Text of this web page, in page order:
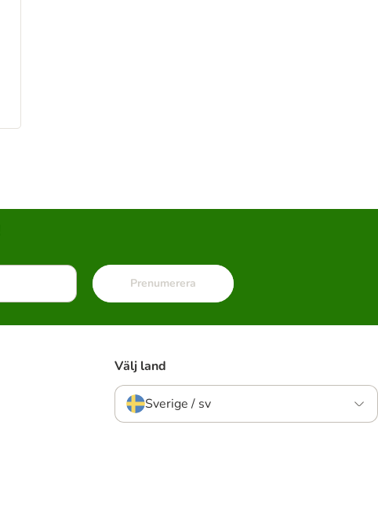
Prenumerera
Välj land
Sverige / sv